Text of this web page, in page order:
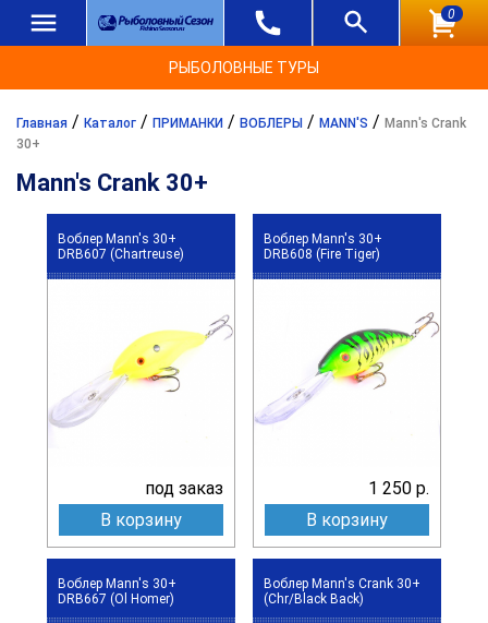
0
РЫБОЛОВНЫЕ ТУРЫ
Главная / Каталог / ПРИМАНКИ / ВОБЛЕРЫ / MANN'S / Mann's Crank
30+
Mann's Crank 30+
Воблер Mann's 30+
DRB607 (Chartreuse)
под заказ
В корзину
Воблер Mann's 30+
DRB608 (Fire Tiger)
1 250 р.
В корзину
Воблер Mann's 30+
DRB667 (Ol Homer)
Воблер Mann's Crank 30+
(Chr/Black Back)